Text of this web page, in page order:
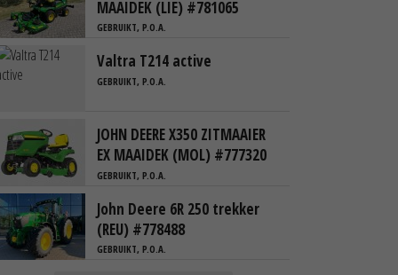
MAAIDEK (LIE) #781065
GEBRUIKT, P.O.A.
Valtra T214 active
GEBRUIKT, P.O.A.
JOHN DEERE X350 ZITMAAIER
EX MAAIDEK (MOL) #777320
GEBRUIKT, P.O.A.
John Deere 6R 250 trekker
(REU) #778488
GEBRUIKT, P.O.A.